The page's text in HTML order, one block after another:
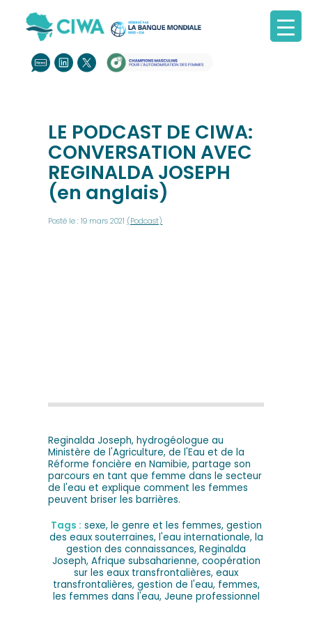
LE PODCAST DE CIWA:
CONVERSATION AVEC
REGINALDA JOSEPH
(en anglais)
Posté le : 19 mars 2021 (Podcast)
Reginalda Joseph, hydrogéologue au
Ministère de l'Agriculture, de l'Eau et de la
Réforme foncière en Namibie, partage son
parcours en tant que femme dans le secteur
de l'eau et explique comment les femmes
peuvent briser les barrières.
Tags : sexe, le genre et les femmes, gestion
des eaux souterraines, l'eau internationale, la
gestion des connaissances, Reginalda
Joseph, Afrique subsaharienne, coopération
sur les eaux transfrontalières, eaux
transfrontalières, gestion de l'eau, femmes,
les femmes dans l'eau, Jeune professionnel